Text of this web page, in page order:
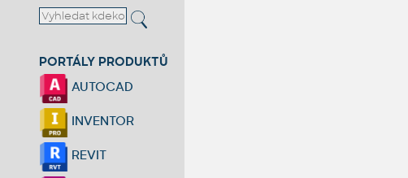
PORTÁLY PRODUKTŮ
AUTOCAD
INVENTOR
REVIT